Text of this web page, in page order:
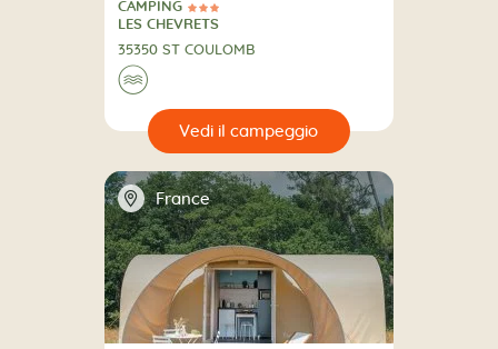
3 Stelle
CAMPING
CAMPING
LES CHEVRETS
35350 ST COULOMB
🌊
📍 France